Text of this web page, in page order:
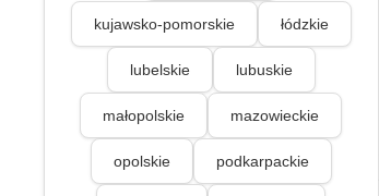
kujawsko-pomorskie łódzkie
lubelskie lubuskie
małopolskie mazowieckie
opolskie podkarpackie